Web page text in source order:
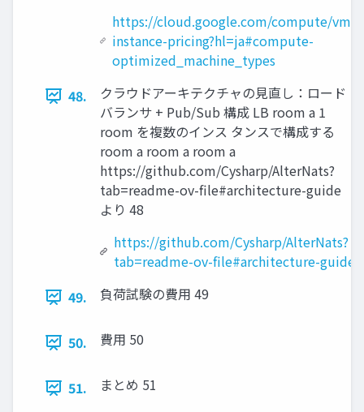
https://cloud.google.com/compute/vm-
instance-pricing?hl=ja#compute-
optimized_machine_types
48.
クラウドアーキテクチャの見直し：ロード
バランサ + Pub/Sub 構成 LB room a 1
room を複数のインス タンスで構成する
room a room a room a
https://github.com/Cysharp/AlterNats?
tab=readme-ov-file#architecture-guide
より 48
https://github.com/Cysharp/AlterNats?
tab=readme-ov-file#architecture-guide
49.
負荷試験の費用 49
50. 費用 50
51. まとめ 51